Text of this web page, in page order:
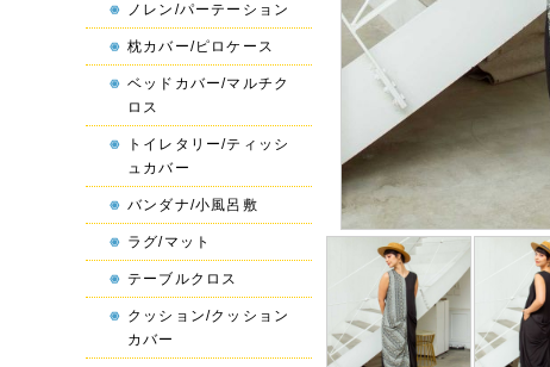
ノレン/パーテーション
枕カバー/ピロケース
ベッドカバー/マルチク
ロス
トイレタリー/ティッシ
ュカバー
バンダナ/小風呂敷
ラグ/マット
テーブルクロス
クッション/クッション
カバー